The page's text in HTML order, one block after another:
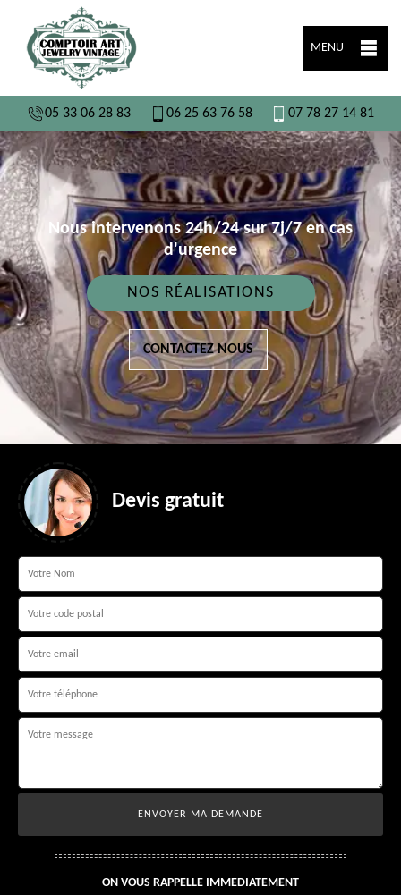
MENU
05 33 06 28 83 06 25 63 76 58 07 78 27 14 81
Nous intervenons 24h/24 sur 7j/7 en cas
d'urgence
NOS RÉALISATIONS
CONTACTEZ NOUS
Devis gratuit
ON VOUS RAPPELLE IMMEDIATEMENT